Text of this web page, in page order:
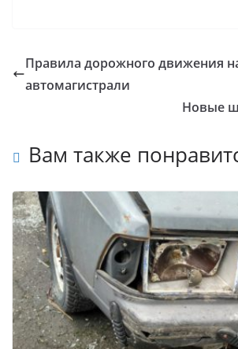
Правила дорожного движения
автомагистрали
Новые
Вам также